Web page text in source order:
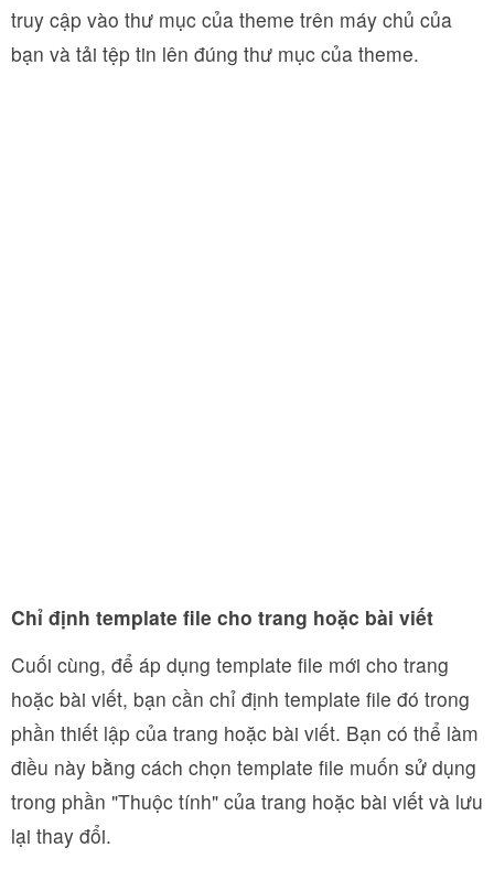
truy cập vào thư mục của theme trên máy chủ của
bạn và tải tệp tin lên đúng thư mục của theme.
Chỉ định template file cho trang hoặc bài viết
Cuối cùng, để áp dụng template file mới cho trang
hoặc bài viết, bạn cần chỉ định template file đó trong
phần thiết lập của trang hoặc bài viết. Bạn có thể làm
điều này bằng cách chọn template file muốn sử dụng
trong phần "Thuộc tính" của trang hoặc bài viết và lưu
lại thay đổi.